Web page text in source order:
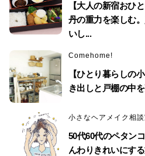
【大人の新宿おひ
丹の重力を楽しむ
いし...
Comehome!
【ひとり暮らしの
き出しと戸棚の中
小さなヘアメイク相
50代60代のペタン
んわりきれいにす